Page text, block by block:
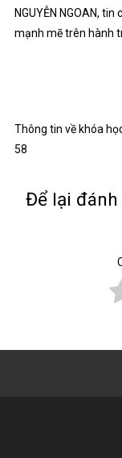
NGUYỄN NGOAN,
mạnh mẽ trên hành
Thông tin về khóa
58
Để lại